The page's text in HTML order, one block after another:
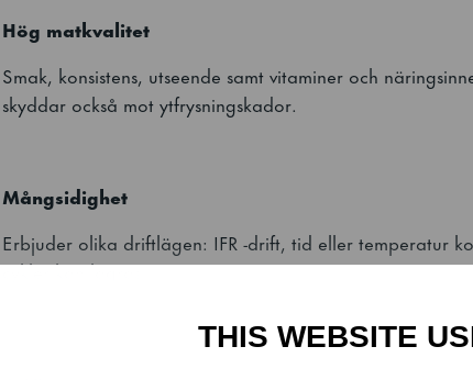
THIS WEBSITE
Hög matkvalitet
Smak, konsistens, utseende samt vitaminer och
skyddar också mot ytfrysningskador.
Mångsidighet
Erbjuder olika driftlägen: IFR -drift, tid eller temperatur
cykler kan lagras.